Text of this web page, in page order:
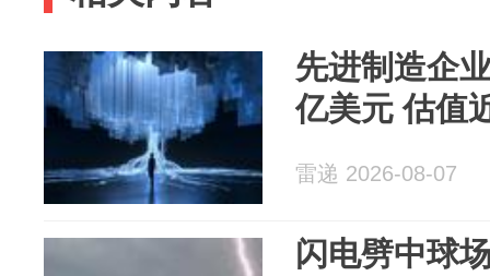
先进制造企
亿美元 估值
雷递 2026-08-07
闪电劈中球